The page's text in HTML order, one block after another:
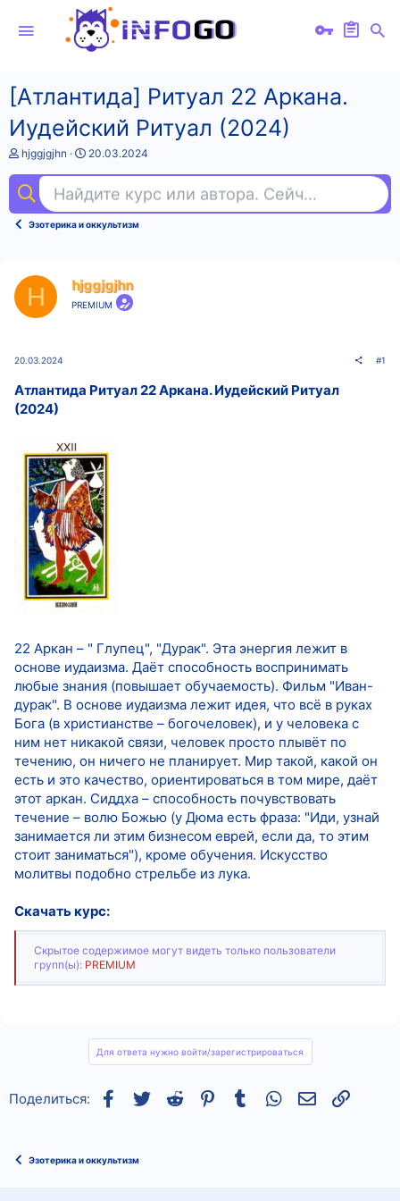
[Атлантида] Ритуал 22 Аркана.
Иудейский Ритуал (2024)
А
т
о
т
hjggjgjhn
Д
а
н
а
а
20.03.2024
Найдите курс или автора. Сейчас ищут
Эзотерика и оккультизм
H hjggjgjhn
PREMIUM
20.03.2024 #1
Атлантида Ритуал 22 Аркана. Иудейский Ритуал
(2024)
22 Аркан – " Глупец", "Дурак". Эта энергия лежит в
основе иудаизма. Даёт способность воспринимать
любые знания (повышает обучаемость). Фильм "Иван-
дурак". В основе иудаизма лежит идея, что всё в руках
Бога (в христианстве – богочеловек), и у человека с
ним нет никакой связи, человек просто плывёт по
течению, он ничего не планирует. Мир такой, какой он
есть и это качество, ориентироваться в том мире, даёт
этот аркан. Сиддха – способность почувствовать
течение – волю Божью (у Дюма есть фраза: "Иди, узнай
занимается ли этим бизнесом еврей, если да, то этим
стоит заниматься"), кроме обучения. Искусство
молитвы подобно стрельбе из лука.
Скачать курс:
Скрытое содержимое могут видеть только пользователи
групп(ы): PREMIUM
Для ответа нужно войти/зарегистрироваться
Поделиться: Facebook
TwitterReddit Pinterest
Tumblr WhatsAppСсылка
Эзотерика и оккультизм